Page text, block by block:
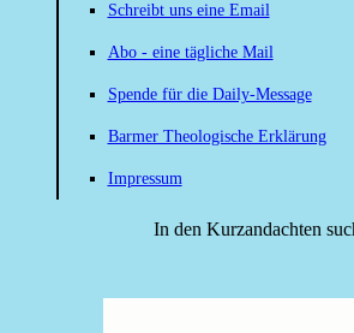
Schreibt uns eine Email
Abo - eine tägliche Mail
Spende für die Daily-Message
Barmer Theologische Erklärung
Impressum
In den Kurzandachten